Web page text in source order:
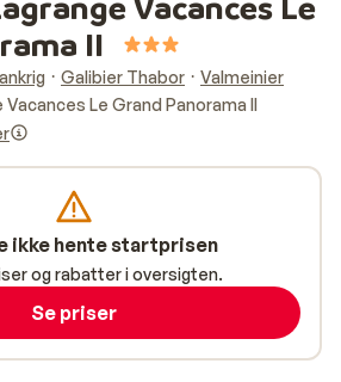
II
Galibier Thabor
Valmeinier
Le Grand Panorama II
ikke hente startprisen
og rabatter i oversigten.
Se priser